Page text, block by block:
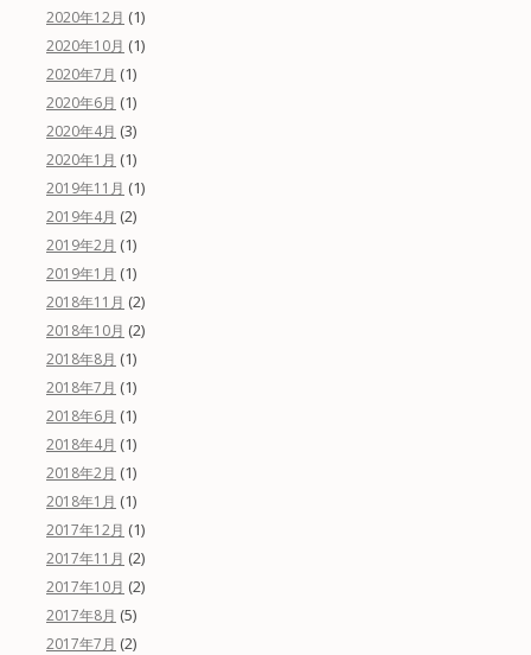
2020年12月 (1)
2020年10月 (1)
2020年7月 (1)
2020年6月 (1)
2020年4月 (3)
2020年1月 (1)
2019年11月 (1)
2019年4月 (2)
2019年2月 (1)
2019年1月 (1)
2018年11月 (2)
2018年10月 (2)
2018年8月 (1)
2018年7月 (1)
2018年6月 (1)
2018年4月 (1)
2018年2月 (1)
2018年1月 (1)
2017年12月 (1)
2017年11月 (2)
2017年10月 (2)
2017年8月 (5)
2017年7月 (2)